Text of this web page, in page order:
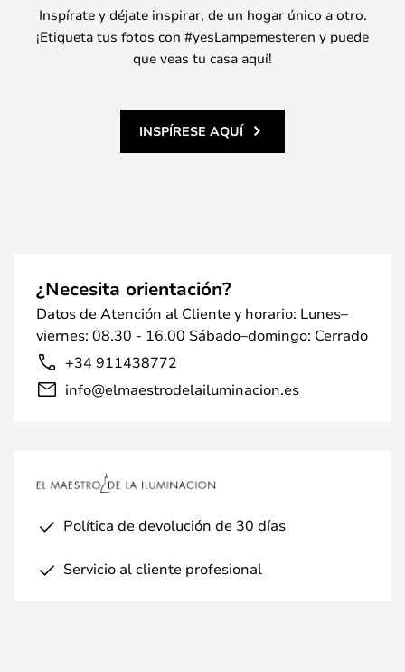
Inspírate y déjate inspirar, de un hogar único a otro.
¡Etiqueta tus fotos con #yesLampemesteren y puede
que veas tu casa aquí!
INSPÍRESE AQUÍ
¿Necesita orientación?
Datos de Atención al Cliente y horario: Lunes–
viernes: 08.30 - 16.00 Sábado–domingo: Cerrado
+34 911438772
info@elmaestrodelailuminacion.es
Política de devolución de 30 días
Servicio al cliente profesional